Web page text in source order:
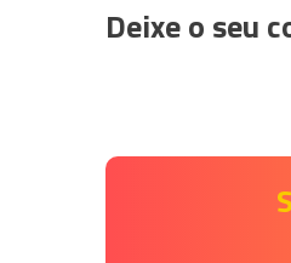
Deixe o seu